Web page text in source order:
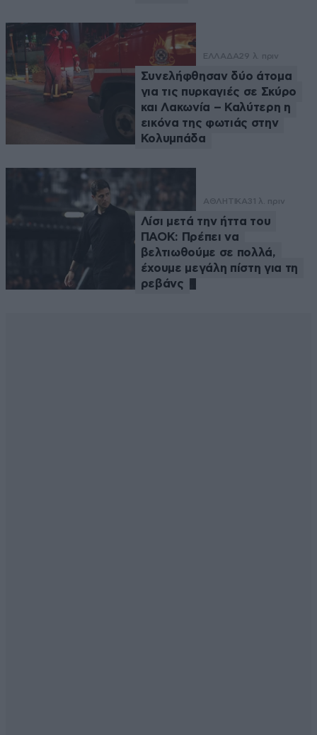
ΕΛΛΑΔΑ29 λ. πριν
Συνελήφθησαν δύο άτομα
για τις πυρκαγιές σε Σκύρο
και Λακωνία – Καλύτερη η
εικόνα της φωτιάς στην
Κολυμπάδα
ΑΘΛΗΤΙΚΑ31 λ. πριν
Λίσι μετά την ήττα του
ΠΑΟΚ: Πρέπει να
βελτιωθούμε σε πολλά,
έχουμε μεγάλη πίστη για τη
ρεβάνς